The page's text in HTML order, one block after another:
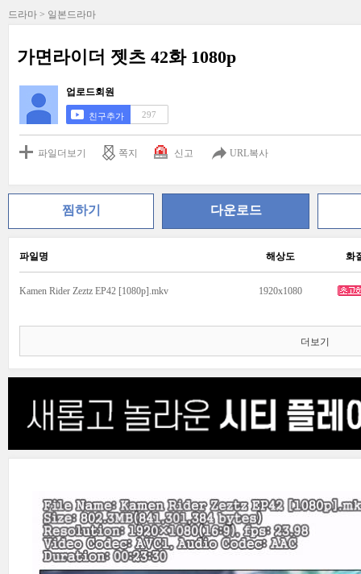
드라마 > 일본드라마
가면라이더 젯츠 42화 1080p
업로드회원
친구추가 297
파일더보기 쪽지 신고 URL복사
찜하기 다운로드
파일명 해상도 화
Kamen Rider Zeztz EP42 [1080p].mkv 1920x1080
더보기